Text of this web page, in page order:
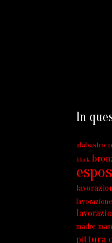
In
alabastro
black
madre
pittura